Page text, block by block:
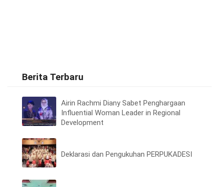
Berita Terbaru
Airin Rachmi Diany Sabet Penghargaan
Influential Woman Leader in Regional
Development
Deklarasi dan Pengukuhan PERPUKADESI